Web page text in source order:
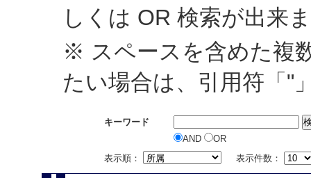
しくは OR 検索が出来
※ スペースを含めた複
たい場合は、引用符「"
キーワード
AND
OR
表示順：
表示件数：